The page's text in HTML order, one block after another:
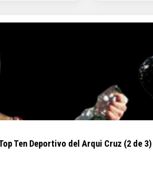
Ten Deportivo del Arqui Cruz (2 de 3)